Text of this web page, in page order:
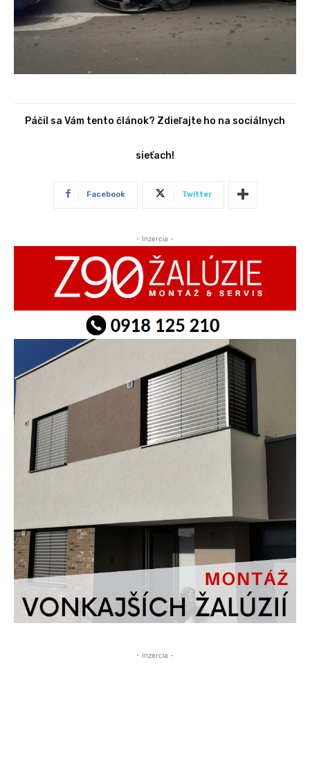
Páčil sa Vám tento článok? Zdieľajte ho na sociálnych
sieťach!
Facebook Twitter
- Inzercia -
- Inzercia -